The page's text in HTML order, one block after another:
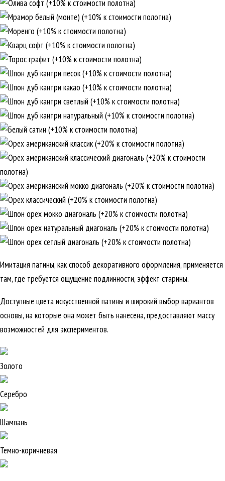
Имитация патины, как способ декоративного оформления, применяется
там, где требуется ощущение подлинности, эффект старины.
Доступные цвета искусственной патины и широкий выбор вариантов
основы, на которые она может быть нанесена, предоставляют массу
возможностей для экспериментов.
Золото
Серебро
Шампань
Темно-коричневая